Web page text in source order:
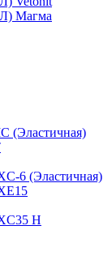
Магма
(Эластичная)
(Эластичная)
Н